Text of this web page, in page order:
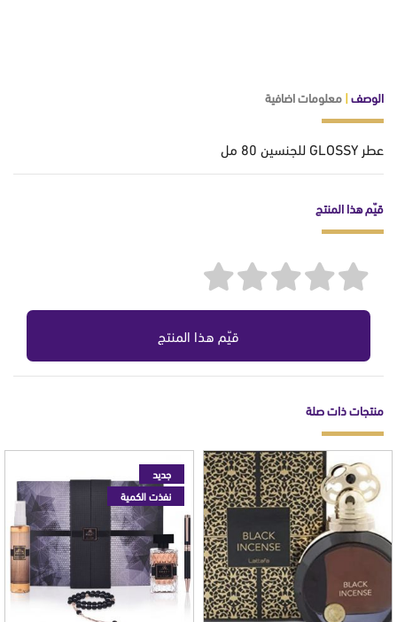
الوصف|معلومات اضافية
عطر GLOSSY للجنسين 80 مل
قيّم هذا المنتج
قيّم هذا المنتج
منتجات ذات صلة
جديد
نفذت الكمية